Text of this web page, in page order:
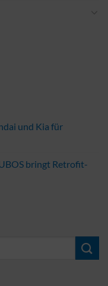
und Kia für
bringt Retrofit-